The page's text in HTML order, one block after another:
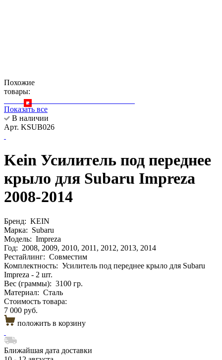
Похожие
товары:
Показать все
В наличии
Арт. KSUB026
Kein Усилитель под переднее
крыло для Subaru Impreza
2008-2014
Бренд: KEIN
Марка: Subaru
Модель: Impreza
Год: 2008, 2009, 2010, 2011, 2012, 2013, 2014
Рестайлинг: Совместим
Комплектность: Усилитель под переднее крыло для Subaru
Impreza - 2 шт.
Вес (граммы): 3100 гр.
Материал: Сталь
Стоимость товара:
7 000 руб.
положить в корзину
Ближайшая дата доставки